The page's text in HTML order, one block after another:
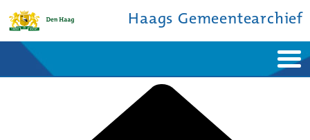
Haags Gemeentearchief
Bronnen en collecties